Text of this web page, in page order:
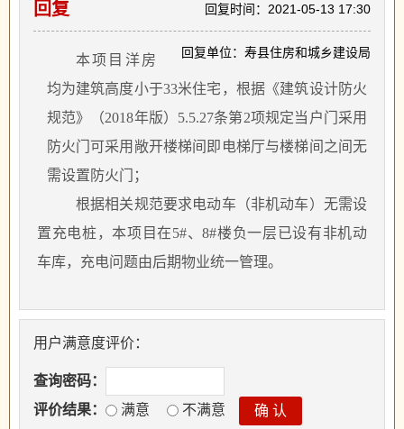
回复时间：2021-05-13 17:30
回复单位：寿县住房和城乡建设局
回复
本项目洋房
均为建筑高度小于33米住宅，根据《建筑设计防火
规范》（2018年版） 5.5.27条第2项规定当户门采用
防火门可采用敞开楼梯间即电梯厅与楼梯间之间无
需设置防火门；
根据相关规范要求电动车（非机动车）无需设
置充电桩，本项目在5#、8#楼负一层已设有非机动
车库，充电问题由后期物业统一管理。
用户满意度评价：
查询密码：
评价结果：
满意 不满意